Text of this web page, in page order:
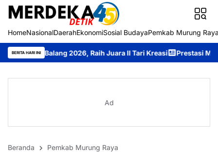
HomeNasionalDaerahEkonomiSosial BudayaPemkab Murung
BERITA HARI INI
2026, Raih Juara II Tari Kreasi Prestasi Membanggakan,
Ad
Beranda Pemkab Murung Raya